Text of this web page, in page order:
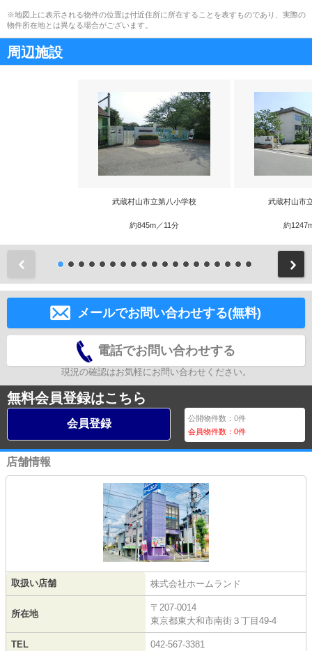
※地図上に表示される物件の位置は付近住所に所在することを表すものであり、実際の
物件所在地とは異なる場合がございます。
周辺施設
武蔵村山市立第八小学校
約845m／11分
武蔵村山市
約
メールでお問い合わせする(無料)
電話でお問い合わせする
現況の確認はお気軽にお問い合わせください。
無料会員登録はこちら
会員登録 公開物件数：0件
会員物件数：0件
店舗情報
取扱い店舗 株式会社ホームランド
所在地
〒207-0014
東京都東大和市南街３丁目49-4
TEL 042-567-3381